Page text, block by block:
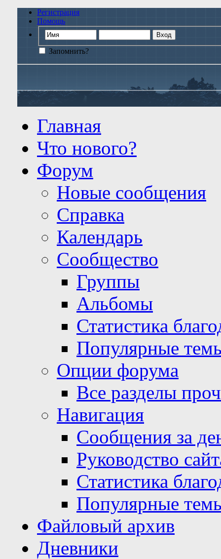
Регистрация
Помощь
Запомнить?
Главная
Что нового?
Форум
Новые сообщения
Справка
Календарь
Сообщество
Группы
Альбомы
Статистика
Популярные
Опции форума
Все разделы
Навигация
Сообщения за
Руководство
Статистика
Популярные
Файловый архив
Дневники